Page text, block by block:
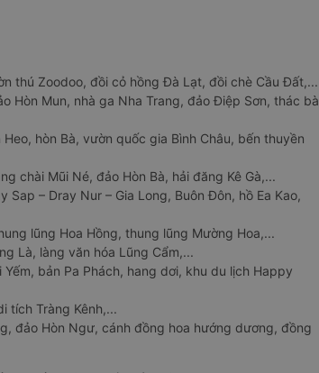
thú Zoodoo, đồi cỏ hồng Đà Lạt, đồi chè Cầu Đất,...
Hòn Mun, nhà ga Nha Trang, đảo Điệp Sơn, thác bà
hòn Bà, vườn quốc gia Bình Châu, bến thuyền
chài Mũi Né, đảo Hòn Bà, hải đăng Kê Gà,...
– Dray Nur – Gia Long, Buôn Đôn, hồ Ea Kao,
lũng Hoa Hồng, thung lũng Mường Hoa,...
Là, làng văn hóa Lũng Cẩm,...
bản Pa Phách, hang dơi, khu du lịch Happy
tích Tràng Kênh,...
đảo Hòn Ngư, cánh đồng hoa hướng dương, đồng